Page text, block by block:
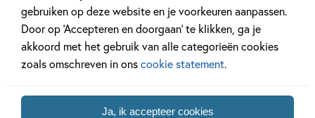
gebruiken op deze website en je voorkeuren aanpassen.
Door op ‘Accepteren en doorgaan’ te klikken, ga je
akkoord met het gebruik van alle categorieën cookies
zoals omschreven in onscookie statement.
Ja, ik accepteer cookies
27 MEI 2026
Verveel je geen moment
met deze kleurboeken!
Lees meer
17 JULI 2024
Ons
Escape-
Lees meer